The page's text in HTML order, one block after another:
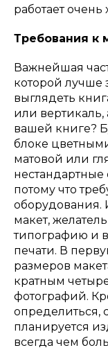
работает очень
Требования к
Важнейшая
которой лучше
выглядеть
или вертикаль,
вашей книге?
блоке
матовой или
потому что
оборудования.
макет,
типографию и
печати. В
размеров
кратным
фотографий.
определиться,
планируется
всегда чем